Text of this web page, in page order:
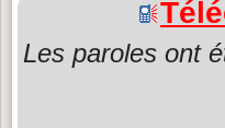
Les paroles ont